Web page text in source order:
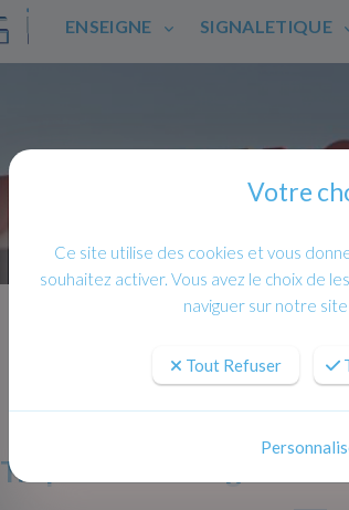
ENSEIGNE SIGNALETIQUE
Trophée en Plexiglas
Votre
Ce site utilise des cookies et vous
souhaitez activer. Vous avez le choix de
naviguer sur notre
Tout Refuser